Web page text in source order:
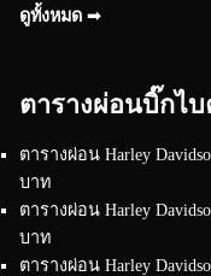
ดูทั้งหมด ➟
ตารางผ่อนบิ๊กไ
ตารางผ่อน Harley
บาท
ตารางผ่อน Harley
บาท
ตารางผ่อน Harley